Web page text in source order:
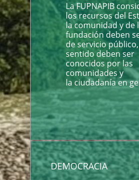
La FUPNAPIB
los recursos del
la comunidad y de
fundación deben
de servicio
sentido deben ser
conocidos por las
comunidades y
la ciudadanía en
DEMOCRACIA